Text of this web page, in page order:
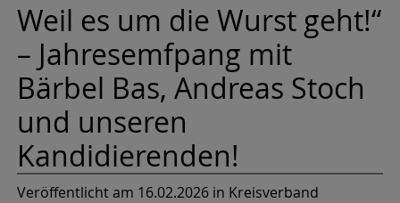
Weil es um die Wurst geht!“
– Jahresemfpang mit
Bärbel Bas, Andreas Stoch
und unseren
Kandidierenden!
Veröffentlicht am 16.02.2026 in Kreisverband